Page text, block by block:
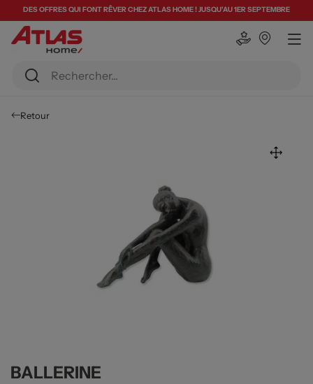
DES OFFRES QUI FONT RÊVER CHEZ ATLAS HOME ! JUSQU'AU 1ER SEPTEMBRE
Retour
BALLERINE